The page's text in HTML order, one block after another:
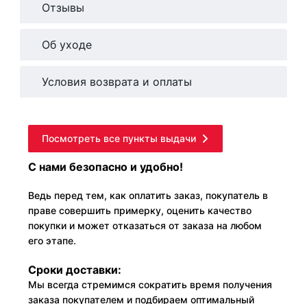
Отзывы
Об уходе
Условия возврата и оплаты
Посмотреть все пункты выдачи
С нами безопасно и удобно!
Ведь перед тем, как оплатить заказ, покупатель в
праве совершить примерку, оценить качество
покупки и может отказаться от заказа на любом
его этапе.
Сроки доставки:
Мы всегда стремимся сократить время получения
заказа покупателем и подбираем оптимальный